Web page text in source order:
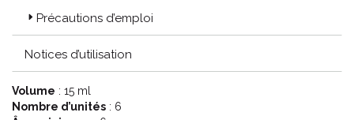
Précautions d’emploi
Notices d’utilisation
Volume : 15 ml
Nombre d’unités : 6